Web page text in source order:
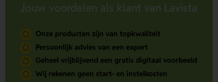
Jouw voordelen als klant van Lavista
Onze producten zijn van topkwaliteit
Persoonlijk advies van een expert
Geheel vrijblijvend een gratis digitaal voorbeeld
Wij rekenen geen start- en instelkosten